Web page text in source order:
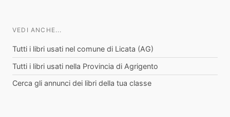
VEDI ANCHE...
Tutti i libri usati nel comune di Licata (AG)
Tutti i libri usati nella Provincia di Agrigento
Cerca gli annunci dei libri della tua classe